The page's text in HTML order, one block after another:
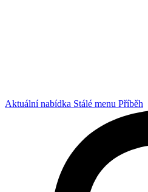
Aktuální nabídka Stálé menu Příběh